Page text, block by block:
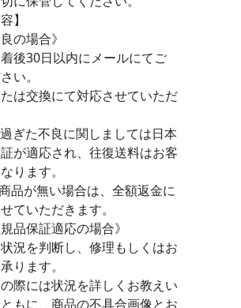
】
の場合》
後30日以内にメールにてご
い。
は交換にて対応させていただ
ぎた不良に関しましては日本
が適応され、往復送料はお客
ります。
品が無い場合は、全額返金に
ていただきます。
品保証適応の場合》
況を判断し、修理もしくはお
ります。
際には状況を詳しくお教えい
もに、商品の不具合画像とお